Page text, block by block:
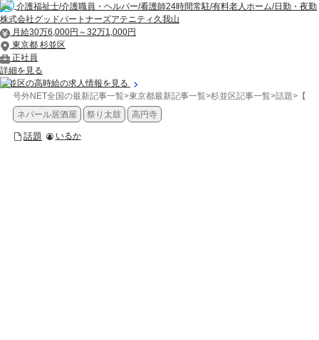
介護福祉士/介護職員・ヘルパー/看護師24時間常駐/有料老人ホーム/日勤・夜勤
株式会社グッドパートナーズアテニティ久我山
月給30万6,000円～32万1,000円
東京都 杉並区
正社員
詳細を見る
杉並区の高時給の求人情報を見る
号外NET全国の最新記事一覧>東京都最新記事一覧>杉並区記事一覧>話題>【杉
ネパール居酒屋
祭り太鼓 高円寺
話題 いるか